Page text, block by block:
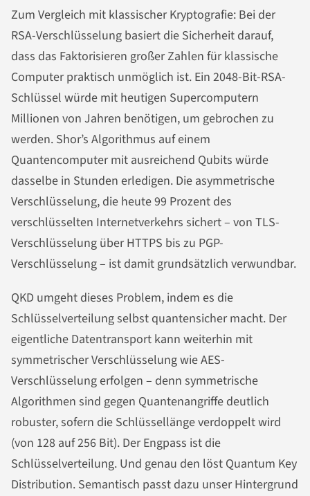
Zum Vergleich mit klassischer Kryptografie: Bei der
RSA-Verschlüsselung basiert die Sicherheit darauf,
dass das Faktorisieren großer Zahlen für klassische
Computer praktisch unmöglich ist. Ein 2048-Bit-RSA-
Schlüssel würde mit heutigen Supercomputern
Millionen von Jahren benötigen, um gebrochen zu
werden. Shor’s Algorithmus auf einem
Quantencomputer mit ausreichend Qubits würde
dasselbe in Stunden erledigen. Die asymmetrische
Verschlüsselung, die heute 99 Prozent des
verschlüsselten Internetverkehrs sichert – von TLS-
Verschlüsselung über HTTPS bis zu PGP-
Verschlüsselung – ist damit grundsätzlich verwundbar.
QKD umgeht dieses Problem, indem es die
Schlüsselverteilung selbst quantensicher macht. Der
eigentliche Datentransport kann weiterhin mit
symmetrischer Verschlüsselung wie AES-
Verschlüsselung erfolgen – denn symmetrische
Algorithmen sind gegen Quantenangriffe deutlich
robuster, sofern die Schlüssellänge verdoppelt wird
(von 128 auf 256 Bit). Der Engpass ist die
Schlüsselverteilung. Und genau den löst Quantum Key
Distribution. Semantisch passt dazu unser Hintergrund